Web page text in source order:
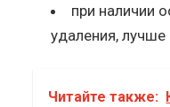
при наличии
удаления, лучше
Читайте также: